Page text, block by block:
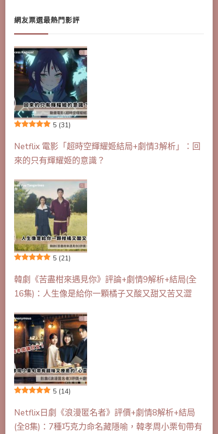
網友票選最熱門影評
5 (31)
Netflix 電影「超時空輝耀姬結局+劇情3解析」：回
來的只有輝耀姬的意識？
5 (21)
韓劇《苦盡柑來遇見你》評論+劇情9解析+結局(全
16集)：人生像是給你一顆橘子又酸又甜又苦又澀
5 (14)
Netflix日劇《浪漫匿名者》評價+劇情8解析+結局
(全8集)：7種巧克力命名藏隱喻，韓孝周小栗旬帶有